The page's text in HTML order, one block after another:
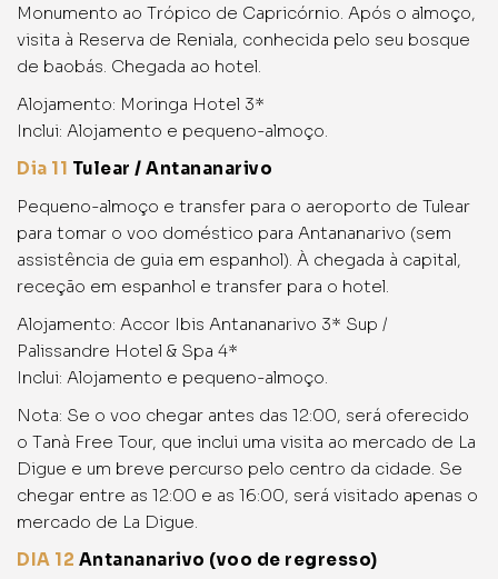
Monumento ao Trópico de Capricórnio. Após o almoço,
visita à Reserva de Reniala, conhecida pelo seu bosque
de baobás. Chegada ao hotel.
Alojamento: Moringa Hotel 3*
Inclui: Alojamento e pequeno-almoço.
Dia 11 Tulear / Antananarivo
Pequeno-almoço e transfer para o aeroporto de Tulear
para tomar o voo doméstico para Antananarivo (sem
assistência de guia em espanhol). À chegada à capital,
receção em espanhol e transfer para o hotel.
Alojamento: Accor Ibis Antananarivo 3* Sup /
Palissandre Hotel & Spa 4*
Inclui: Alojamento e pequeno-almoço.
Nota: Se o voo chegar antes das 12:00, será oferecido
o Tanà Free Tour, que inclui uma visita ao mercado de La
Digue e um breve percurso pelo centro da cidade. Se
chegar entre as 12:00 e as 16:00, será visitado apenas o
mercado de La Digue.
DIA 12 Antananarivo (voo de regresso)